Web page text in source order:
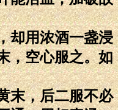
却用浓酒一盏浸
，空心服之。如
末，后二服不必